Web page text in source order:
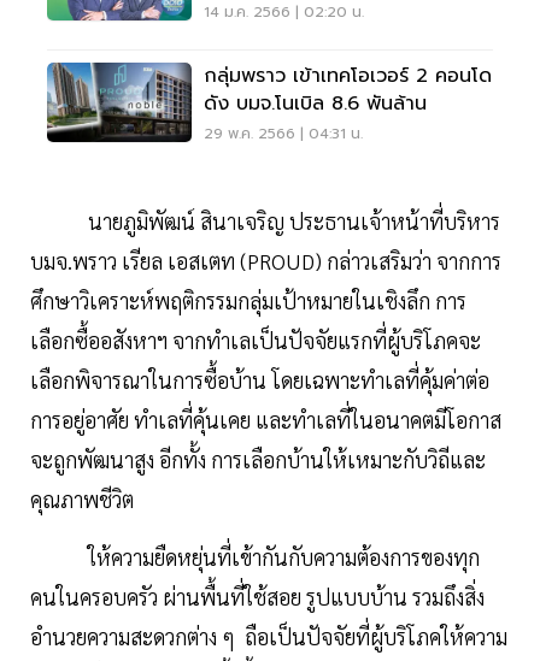
14 ม.ค. 2566 | 02:20 น.
กลุ่มพราว เข้าเทคโอเวอร์ 2 คอนโด
ดัง บมจ.โนเบิล 8.6 พันล้าน
29 พ.ค. 2566 | 04:31 น.
นายภูมิพัฒน์ สินาเจริญ ประธานเจ้าหน้าที่บริหาร
บมจ.พราว เรียล เอสเตท (PROUD) กล่าวเสริมว่า จากการ
ศึกษาวิเคราะห์พฤติกรรมกลุ่มเป้าหมายในเชิงลึก การ
เลือกซื้ออสังหาฯ จากทำเลเป็นปัจจัยแรกที่ผู้บริโภคจะ
เลือกพิจารณาในการซื้อบ้าน โดยเฉพาะทำเลที่คุ้มค่าต่อ
การอยู่อาศัย ทำเลที่คุ้นเคย และทำเลที่ในอนาคตมีโอกาส
จะถูกพัฒนาสูง อีกทั้ง การเลือกบ้านให้เหมาะกับวิถีและ
คุณภาพชีวิต
ให้ความยืดหยุ่นที่เข้ากันกับความต้องการของทุก
คนในครอบครัว ผ่านพื้นที่ใช้สอย รูปแบบบ้าน รวมถึงสิ่ง
อำนวยความสะดวกต่าง ๆ ถือเป็นปัจจัยที่ผู้บริโภคให้ความ